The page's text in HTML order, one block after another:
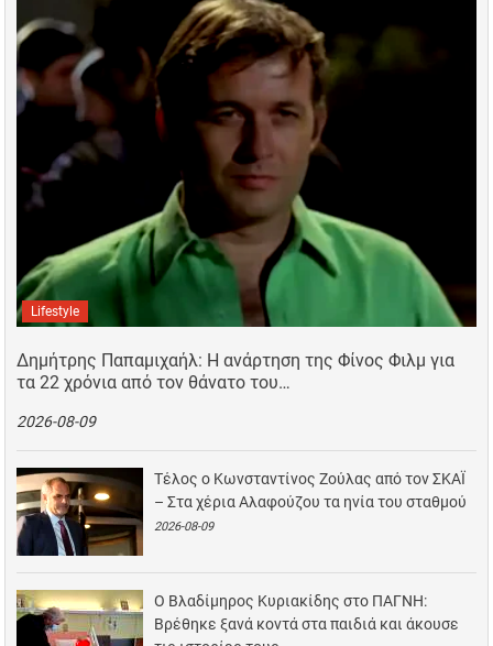
Lifestyle
Δημήτρης Παπαμιχαήλ: Η ανάρτηση της Φίνος Φιλμ για
τα 22 χρόνια από τον θάνατο του…
2026-08-09
Τέλος ο Κωνσταντίνος Ζούλας από τον ΣΚΑΪ
– Στα χέρια Αλαφούζου τα ηνία του σταθμού
2026-08-09
Ο Βλαδίμηρος Κυριακίδης στο ΠΑΓΝΗ:
Βρέθηκε ξανά κοντά στα παιδιά και άκουσε